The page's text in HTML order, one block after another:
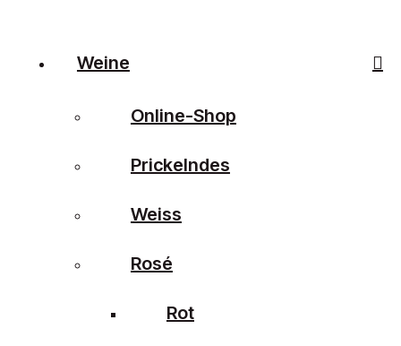
Weine
Online-Shop
Prickelndes
Weiss
Rosé
Rot